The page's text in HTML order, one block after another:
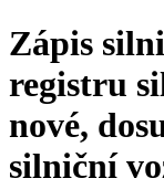
Zápis
registru
nové,
silniční